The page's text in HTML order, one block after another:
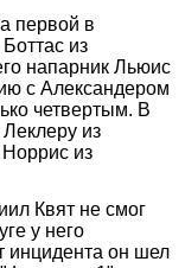
первой в
из
напарник Льюис
с Александером
четвертым. В
из
из
Квят не смог
у него
инцидента он шел